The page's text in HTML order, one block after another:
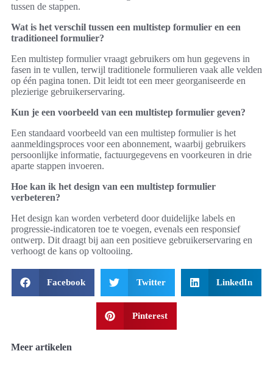
tussen de stappen.
Wat is het verschil tussen een multistep formulier en een
traditioneel formulier?
Een multistep formulier vraagt gebruikers om hun gegevens in
fasen in te vullen, terwijl traditionele formulieren vaak alle velden
op één pagina tonen. Dit leidt tot een meer georganiseerde en
plezierige gebruikerservaring.
Kun je een voorbeeld van een multistep formulier geven?
Een standaard voorbeeld van een multistep formulier is het
aanmeldingsproces voor een abonnement, waarbij gebruikers
persoonlijke informatie, factuurgegevens en voorkeuren in drie
aparte stappen invoeren.
Hoe kan ik het design van een multistep formulier
verbeteren?
Het design kan worden verbeterd door duidelijke labels en
progressie-indicatoren toe te voegen, evenals een responsief
ontwerp. Dit draagt bij aan een positieve gebruikerservaring en
verhoogt de kans op voltooiing.
Facebook Twitter LinkedIn
Pinterest
Meer artikelen